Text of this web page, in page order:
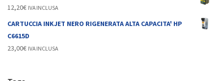
12,20€ IVA INCLUSA
CARTUCCIA INKJET NERO RIGENERATA ALTA CAPACITA' HP
C6615D
23,00€ IVA INCLUSA